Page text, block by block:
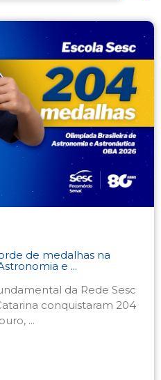
de medalhas na
e ...
da Rede Sesc
conquistaram 204
...